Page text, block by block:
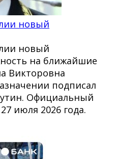
новый
новый
на ближайшие
Викторовна
подписал
Официальный
июля 2026 года.